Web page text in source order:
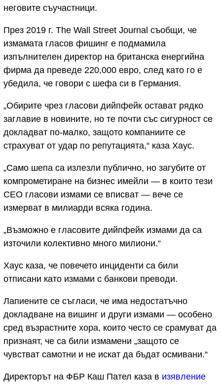
неговите съучастници.
През 2019 г. The Wall Street Journal съобщи, че
измамата гласов фишинг е подмамила
изпълнителен директор на британска енергийна
фирма да преведе 220,000 евро, след като го е
убедила, че говори с шефа си в Германия.
„Обирите чрез гласови дийпфейк остават рядко
заглавие в новините, но те почти със сигурност се
докладват по-малко, защото компаниите се
страхуват от удар по репутацията,“ каза Хаус.
„Само шепа са излезли публично, но загубите от
компрометиране на бизнес имейли — в които тези
CEO гласови измами се вписват — вече се
измерват в милиарди всяка година.
„Възможно е гласовите дийпфейк измами да са
източили колективно много милиони.“
Хаус каза, че повечето инциденти са били
отписани като измами с банкови преводи.
Лапиените се съгласи, че има недостатъчно
докладване на вишинг и други измами — особено
сред възрастните хора, които често се срамуват да
признаят, че са били измамени „защото се
чувстват самотни и не искат да бъдат осмивани.“
Директорът на ФБР Каш Пател каза в изявление